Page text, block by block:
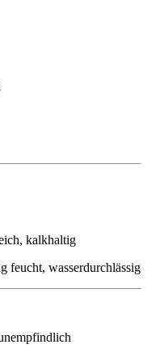
kalkhaltig
feucht, wasserdurchlässig